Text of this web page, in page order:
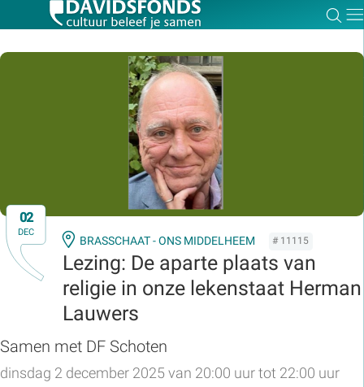
02
DEC
BRASSCHAAT - ONS MIDDELHEEM # 11115
Lezing: De aparte plaats van
religie in onze lekenstaat Herman
Lauwers
Samen met DF Schoten
dinsdag 2 december 2025 van 20:00 uur tot 22:00 uur